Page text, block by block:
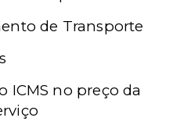
de Transporte
ICMS no preço da